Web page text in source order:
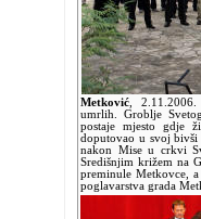
Metković
umrlih. Groblje
postaje mjesto gdje
doputovao u svoj bivši
nakon Mise u crkvi
Središnjim križem na
preminule Metkovce,
poglavarstva grada